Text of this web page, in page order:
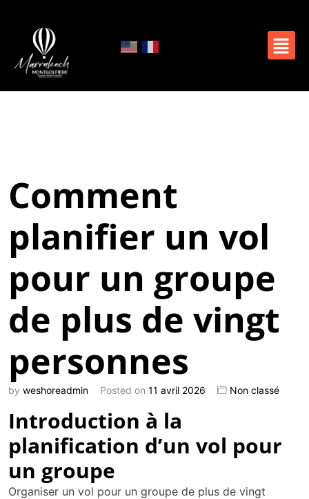
Comment
planifier un vol
pour un groupe
de plus de vingt
personnes
by weshoreadmin Posted on 11 avril 2026 Non classé
Introduction à la
planification d’un vol pour
un groupe
Organiser un vol pour un groupe de plus de vingt